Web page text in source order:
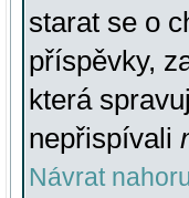
starat se o
příspěvky,
která
nepřispívali
Návrat